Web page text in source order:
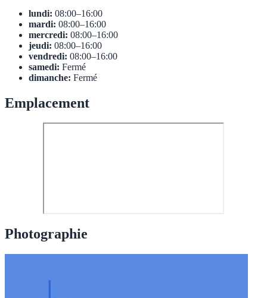
lundi: 08:00–16:00
mardi: 08:00–16:00
mercredi: 08:00–16:00
jeudi: 08:00–16:00
vendredi: 08:00–16:00
samedi: Fermé
dimanche: Fermé
Emplacement
Photographie